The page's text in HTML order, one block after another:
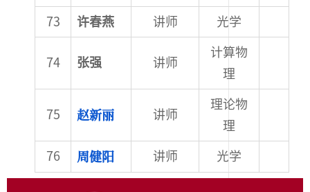
许春燕 讲师 光学
张强 讲师
计算物
理
赵新丽 讲师
理论物
理
周健阳 讲师 光学